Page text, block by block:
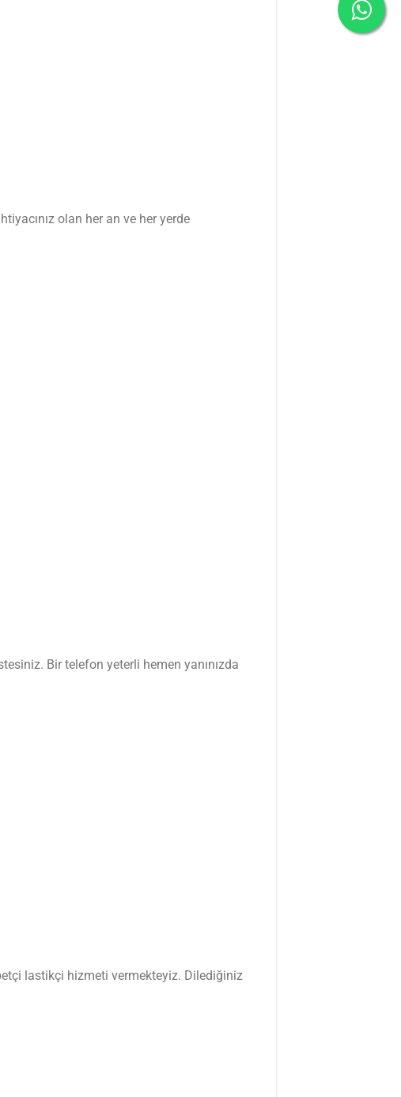
olan her an ve her yerde
Bir telefon yeterli hemen yanınızda
lastikçi hizmeti vermekteyiz. Dilediğiniz